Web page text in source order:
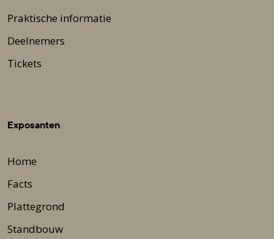
Praktische informatie
Deelnemers
Tickets
Exposanten
Home
Facts
Plattegrond
Standbouw